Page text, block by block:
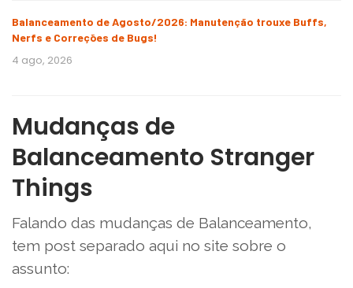
Balanceamento de Agosto/2026: Manutenção trouxe Buffs,
Nerfs e Correções de Bugs!
4 ago, 2026
Mudanças de
Balanceamento Stranger
Things
Falando das mudanças de Balanceamento,
tem post separado aqui no site sobre o
assunto: